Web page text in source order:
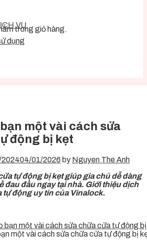
trong giỏ hàng.
VỤ
dụng
một vài cách sửa
động bị kẹt
04/01/2026 by Nguyen The Anh
tự động bị kẹt giúp gia chủ dễ dàng
đau đầu ngay tại nhà. Giới thiệu dịch
tự động uy tín của Vinalock.
một vài cách sửa chữa cửa tự động bị